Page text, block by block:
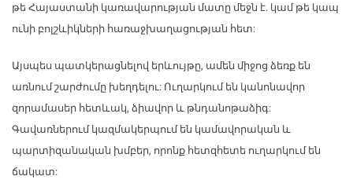
թե Հայաստանի կառավարության մատը մեջն է. կամ թե կապ
ունի բոլշևիկների հառաջխաղացության հետ:
Այսպես պատկերացնելով երևույթը, ամեն միջոց ձեռք են
առնում շարժումը խեղդելու: Ուղարկում են կանոնավոր
զորամասեր հետևակ, ձիավոր և թնդանոթաձիգ:
Գավառներում կազմակերպում են կամավորական և
պարտիզանական խմբեր, որոնք հետզհետե ուղարկում են
ճակատ: